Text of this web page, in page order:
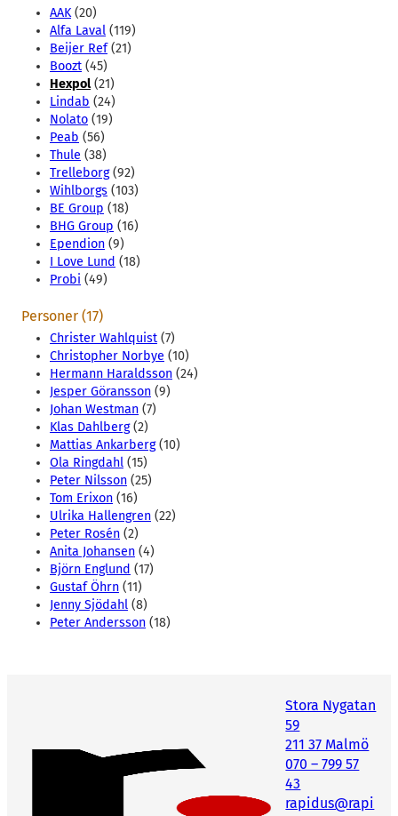
AAK(20)
Alfa Laval (119)
Beijer Ref(21)
Boozt (45)
Hexpol(21)
Lindab (24)
Nolato (19)
Peab (56)
Thule (38)
Trelleborg(92)
Wihlborgs (103)
BE Group (18)
BHG Group (16)
Ependion (9)
I Love Lund (18)
Probi (49)
Personer (17)
Christer Wahlquist (7)
Christopher Norbye (10)
Hermann Haraldsson (24)
Jesper Göransson (9)
Johan Westman (7)
Klas Dahlberg(2)
Mattias Ankarberg(10)
Ola Ringdahl (15)
Peter Nilsson (25)
Tom Erixon (16)
Ulrika Hallengren (22)
Peter Rosén (2)
Anita Johansen (4)
Björn Englund (17)
Gustaf Öhrn (11)
Jenny Sjödahl (8)
Peter Andersson (18)
Stora Nygatan
59
211 37 Malmö
070 – 799 57
43
rapidus@rapi